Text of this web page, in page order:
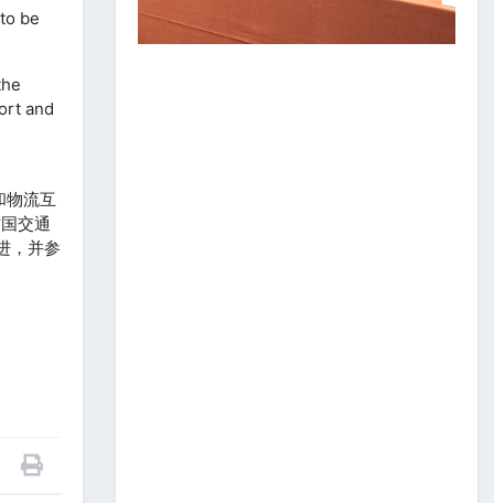
be
and
物流互
交通
，并参
ЗАМ, ТЭЭВРИЙН САЛБАР
2026 ОНЫ ЭХНИЙ ХАГАС